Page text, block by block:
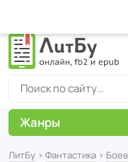
ЛитБу › Фантастика ›
Жанры